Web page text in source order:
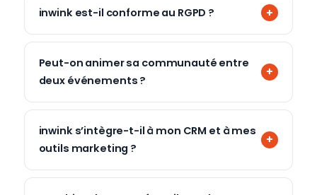
inwink est-il conforme au RGPD ?
Peut-on animer sa communauté entre
deux événements ?
inwink s’intègre-t-il à mon CRM et à mes
outils marketing ?